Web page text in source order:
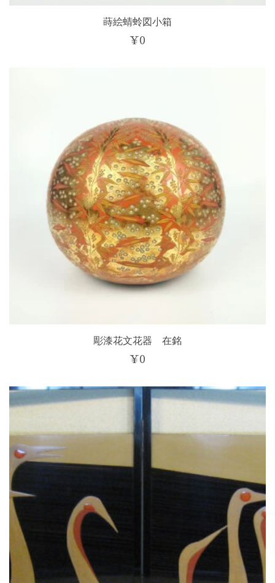
蒔絵蜻蛉図小箱
¥0
彫漆花文花器 在銘
¥0